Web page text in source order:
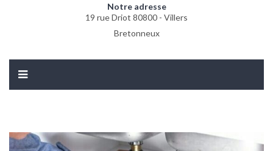
Notre adresse
19 rue Driot 80800 - Villers
Bretonneux